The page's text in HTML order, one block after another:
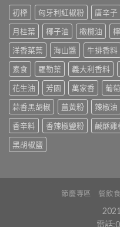
初榨 匈牙利紅椒粉 唐辛子
月桂葉
椰子油 橄欖油
洋香菜葉
海山醬 牛排香料
素食
羅勒葉 義大利香料
花生油
芳園 萬家香 葡
蒜香黑胡椒
薑黃粉 辣椒油
香辛料
香辣椒鹽粉 鹹酥雞
黑胡椒鹽
節慶專區 餐飲
電話